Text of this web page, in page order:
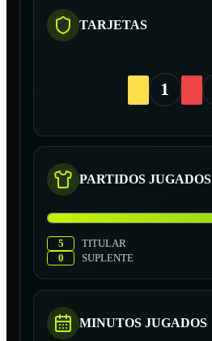
TARJETAS
1
PARTIDOS JUGADOS
5
TITULAR
0
SUPLENTE
MINUTOS JUGADOS